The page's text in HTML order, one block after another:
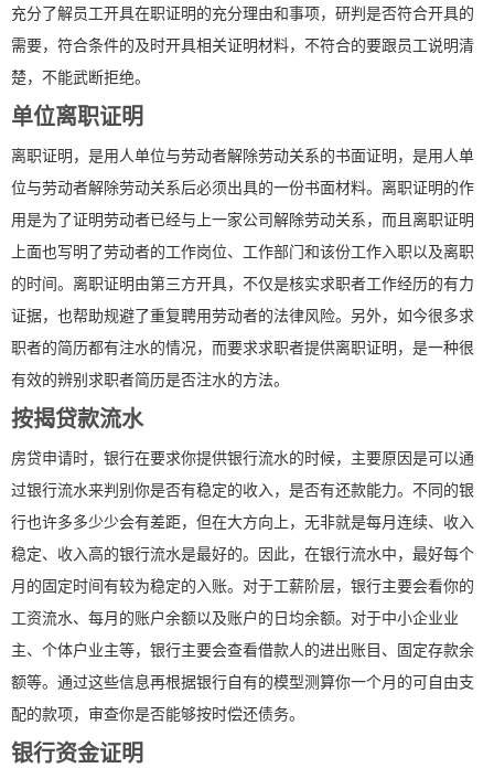
充分了解员工开具在职证明的充分理由和事项，研判是否符合开具的
需要，符合条件的及时开具相关证明材料，不符合的要跟员工说明清
楚，不能武断拒绝。
单位离职证明
离职证明，是用人单位与劳动者解除劳动关系的书面证明，是用人单
位与劳动者解除劳动关系后必须出具的一份书面材料。离职证明的作
用是为了证明劳动者已经与上一家公司解除劳动关系，而且离职证明
上面也写明了劳动者的工作岗位、工作部门和该份工作入职以及离职
的时间。离职证明由第三方开具，不仅是核实求职者工作经历的有力
证据，也帮助规避了重复聘用劳动者的法律风险。另外，如今很多求
职者的简历都有注水的情况，而要求求职者提供离职证明，是一种很
有效的辨别求职者简历是否注水的方法。
按揭贷款流水
房贷申请时，银行在要求你提供银行流水的时候，主要原因是可以通
过银行流水来判别你是否有稳定的收入，是否有还款能力。不同的银
行也许多多少少会有差距，但在大方向上，无非就是每月连续、收入
稳定、收入高的银行流水是最好的。因此，在银行流水中，最好每个
月的固定时间有较为稳定的入账。对于工薪阶层，银行主要会看你的
工资流水、每月的账户余额以及账户的日均余额。对于中小企业业
主、个体户业主等，银行主要会查看借款人的进出账目、固定存款余
额等。通过这些信息再根据银行自有的模型测算你一个月的可自由支
配的款项，审查你是否能够按时偿还债务。
银行资金证明